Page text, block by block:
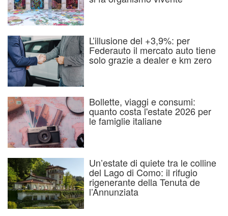
L’illusione del +3,9%: per
Federauto il mercato auto tiene
solo grazie a dealer e km zero
Bollette, viaggi e consumi:
quanto costa l'estate 2026 per
le famiglie italiane
Un’estate di quiete tra le colline
del Lago di Como: il rifugio
rigenerante della Tenuta de
l’Annunziata